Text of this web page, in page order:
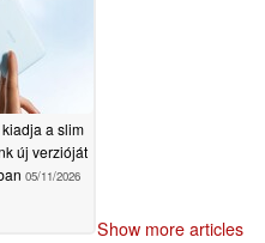
a slim
új verzióját
05/11/2026
Show more articles